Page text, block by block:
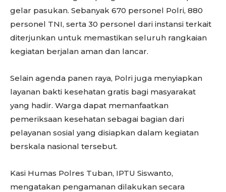
gelar pasukan. Sebanyak 670 personel Polri, 880
personel TNI, serta 30 personel dari instansi terkait
diterjunkan untuk memastikan seluruh rangkaian
kegiatan berjalan aman dan lancar.
Selain agenda panen raya, Polri juga menyiapkan
layanan bakti kesehatan gratis bagi masyarakat
yang hadir. Warga dapat memanfaatkan
pemeriksaan kesehatan sebagai bagian dari
pelayanan sosial yang disiapkan dalam kegiatan
berskala nasional tersebut.
Kasi Humas Polres Tuban, IPTU Siswanto,
mengatakan pengamanan dilakukan secara